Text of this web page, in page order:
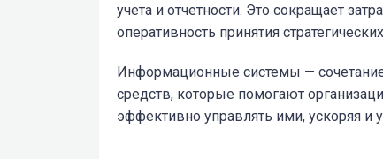
учета и отчетности. Это сокращает
оперативность принятия
Информационные системы —
средств, которые помогают
эффективно управлять ими, ускоряя и